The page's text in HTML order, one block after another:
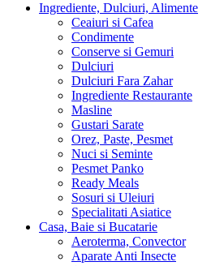
Ingrediente, Dulciuri, Alimente
Ceaiuri si Cafea
Condimente
Conserve si Gemuri
Dulciuri
Dulciuri Fara Zahar
Ingrediente Restaurante
Masline
Gustari Sarate
Orez, Paste, Pesmet
Nuci si Seminte
Pesmet Panko
Ready Meals
Sosuri si Uleiuri
Specialitati Asiatice
Casa, Baie si Bucatarie
Aeroterma, Convector
Aparate Anti Insecte